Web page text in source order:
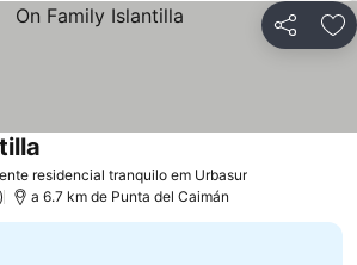
Partilhar
residencial tranquilo em Urbasur
a 6.7 km de Punta del Caimán